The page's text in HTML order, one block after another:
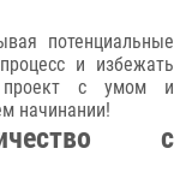
потенциальные
и избежать
проект с умом и
начинании!
с